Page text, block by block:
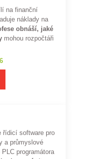
na finanční
náklady na
obnáší, jaké
mohou rozpočtáři
řídicí software pro
a průmyslové
programátora